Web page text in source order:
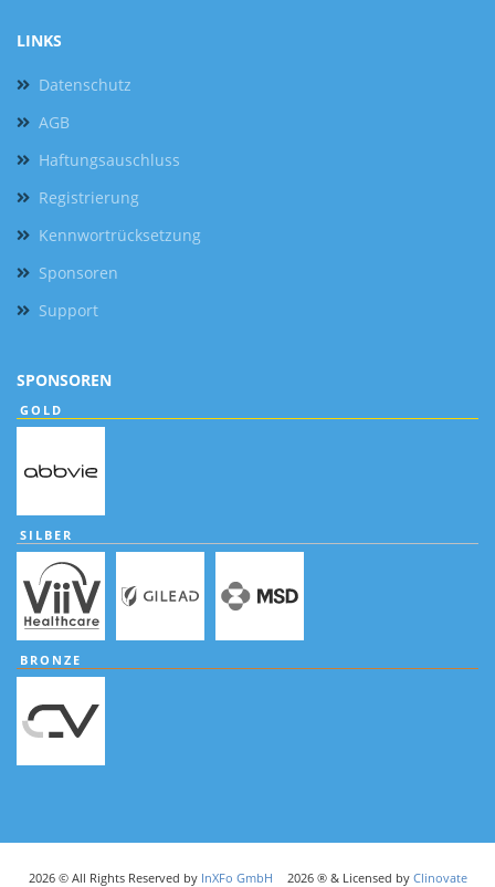
LINKS
Datenschutz
AGB
Haftungsauschluss
Registrierung
Kennwortrücksetzung
Sponsoren
Support
SPONSOREN
GOLD
SILBER
BRONZE
2026 © All Rights Reserved by InXFo GmbH 2026 ® & Licensed by Clinovate